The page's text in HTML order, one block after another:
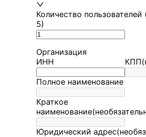
Количество пользователей
5)
Организация
ИНН
КПП
Полное наименование
Краткое
наименование
Юридический адрес